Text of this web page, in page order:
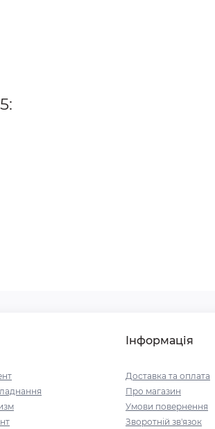
Інформація
Доставка та оплата
Про магазин
Умови повернення
Зворотній зв'язок